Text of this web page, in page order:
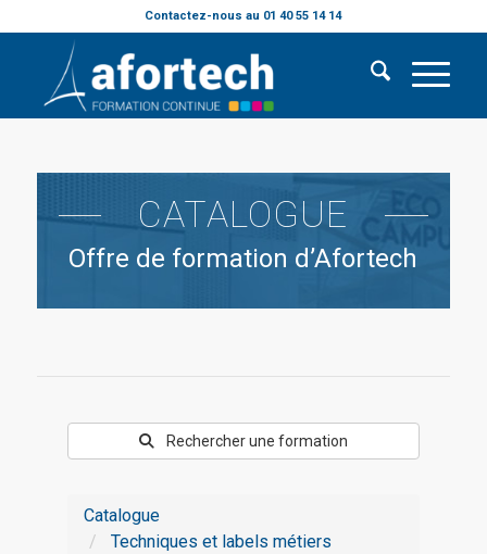
Contactez-nous au 01 40 55 14 14
CATALOGUE
Offre de formation d’Afortech
Rechercher une formation
Catalogue
Techniques et labels métiers